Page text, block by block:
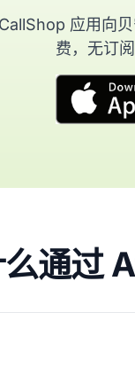
应用向
费，无订
么通过